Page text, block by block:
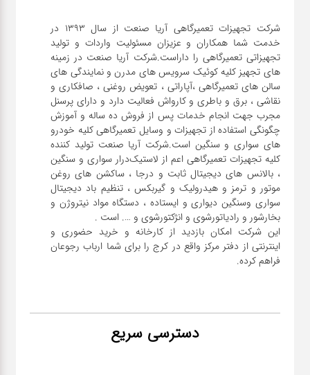
شرکت تجهیزات تعمیرگاهی آریا صنعت از سال ۱۳۹۳ در
خدمت شما همکاران و عزیزان مسئولیت واردات و تولید
تجهیزاتی تعمیرگاهی را داراست.شرکت آریا صنعت در زمینه
های تجهیز کلیه کوئیک سرویس های مدرن و نمایندگی های
سالن های تعمیرگاهی ،آپاراتی ، تعویض روغنی ، صافکاری و
نقاشی ، برق و باطری و کارواش فعالیت دارد و دارای پرسنل
مجرب جهت انجام خدمات پس از فروش ده ساله و آموزش
چگونگی استفاده از تجهیزات و وسایل تعمیرگاهی کلیه خودرو
های سواری و سنگین است.شرکت آریا صنعت تولید کننده
کلیه تجهیزات تعمیرگاهی اعم از لاستیک‌درار سواری و ‌سنگین
، بالانس های دیجیتال ثابت و درجا ، ساکشن های روغن
موتور و ترمز و هیدرولیک و گیربکس ، تنظیم باد دیجیتال
سواری و‌سنگین دیواری و ایستاده ، دستگاه مواد نیتروژن و
این شرکت امکان بازدید از کارخانه و خرید حضوری و
اینترنتی از دفتر مرکز واقع در کرج را برای شما ارباب رجوعان
فراهم کرده.
دسترسی سریع